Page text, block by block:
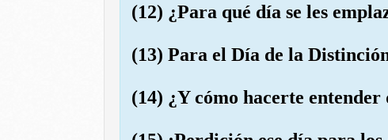
(12) ¿Para qué día se les
(13) Para el Día de la
(14) ¿Y cómo hacerte